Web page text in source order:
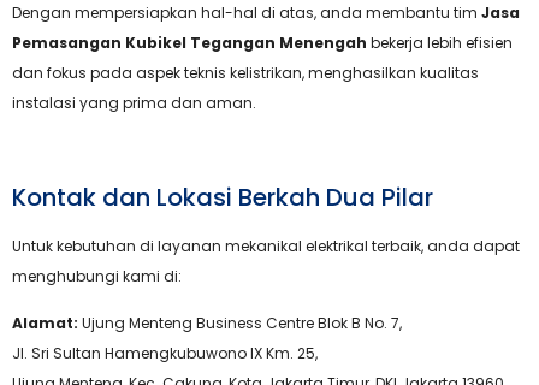
Dengan mempersiapkan hal-hal di atas, anda membantu tim Jasa
Pemasangan Kubikel Tegangan Menengah bekerja lebih efisien
dan fokus pada aspek teknis kelistrikan, menghasilkan kualitas
instalasi yang prima dan aman.
Kontak dan Lokasi Berkah Dua Pilar
Untuk kebutuhan di layanan mekanikal elektrikal terbaik, anda dapat
menghubungi kami di:
Alamat: Ujung Menteng Business Centre Blok B No. 7,
Jl. Sri Sultan Hamengkubuwono IX Km. 25,